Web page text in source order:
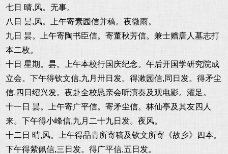
七日 晴,风。无事。
八日 昙,风。上午寄素园信并稿。夜微雨。
九日 昙。上午寄陶书臣信。寄董秋芳信。兼士赠唐人墓志打
本二枚。
十日 星期。昙。上午本校行国庆纪念。午后开国学研究院成
立会。下午得钦文信,九月卅日发。得漱园信,同日发。得矛尘
信,四日绍兴发。夜赴全校恳亲会听演奏及观电影。濯足。
十一日 昙。上午寄广平信。寄矛尘信。林仙亭及其友四人
来。下午得小峰信,九月二十九日发。夜风。
十二日 晴,风。上午得品青所寄稿及钦文所寄《故乡》四本。
下午得紫佩信,三日发。得广平信,五日发。